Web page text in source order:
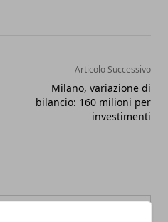
Articolo Successivo
Milano, variazione di
bilancio: 160 milioni per
investimenti